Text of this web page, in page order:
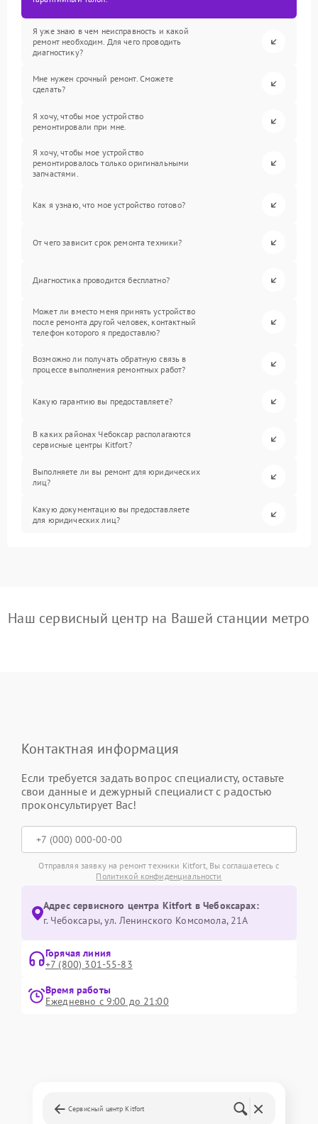
Я уже знаю в чем неисправность и какой
ремонт необходим. Для чего проводить
диагностику?
Мне нужен срочный ремонт. Сможете
сделать?
Я хочу, чтобы мое устройство
ремонтировали при мне.
Я хочу, чтобы мое устройство
ремонтировалось только оригинальными
запчастями.
Как я узнаю, что мое устройство готово?
От чего зависит срок ремонта техники?
Диагностика проводится бесплатно?
Может ли вместо меня принять устройство
после ремонта другой человек, контактный
телефон которого я предоставлю?
Возможно ли получать обратную связь в
процессе выполнения ремонтных работ?
Какую гарантию вы предоставляете?
В каких районах Чебоксар располагаются
сервисные центры Kitfort?
Выполняете ли вы ремонт для юридических
лиц?
Какую документацию вы предоставляете
для юридических лиц?
Наш сервисный центр на Вашей станции метро
Контактная информация
Если требуется задать вопрос специалисту, оставьте
свои данные и дежурный специалист с радостью
проконсультирует Вас!
Отправляя заявку на ремонт техники Kitfort, Вы соглашаетесь с
Политикой конфиденциальности
Адрес сервисного центра Kitfort в Чебоксарах:
г. Чебоксары, ул. Ленинского Комсомола, 21А
Горячая линия
+7 (800) 301-55-83
Время работы
Ежедневно с 9:00 до 21:00
Сервисный центр Kitfort